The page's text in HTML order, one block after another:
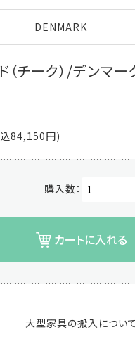
DENMARK
（チーク）/デンマ
84,150円)
購入数：
カートに入れる
大型家具の搬入について